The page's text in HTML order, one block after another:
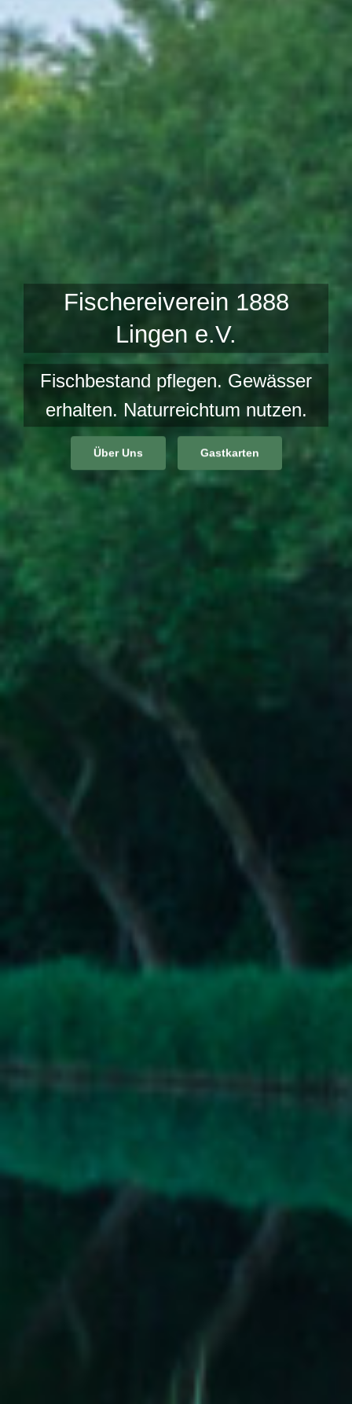
Fischereiverein 1888
Lingen e.V.
Fischbestand pflegen. Gewässer
erhalten. Naturreichtum nutzen.
Über Uns Gastkarten